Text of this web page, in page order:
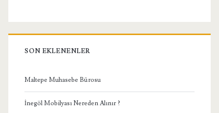
SON EKLENENLER
Maltepe Muhasebe Bürosu
İnegöl Mobilyası Nereden Alınır ?